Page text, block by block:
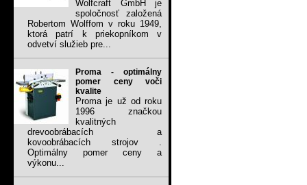
Wolfcraft GmbH je
spoločnosť založená
Robertom Wolffom v roku 1949,
ktorá patrí k priekopníkom v
odvetví služieb pre...
Proma - optimálny
pomer ceny voči
kvalite
Proma je už od roku
1996 značkou
kvalitných
drevoobrábacích a
kovoobrábacích strojov .
Optimálny pomer ceny a
výkonu...